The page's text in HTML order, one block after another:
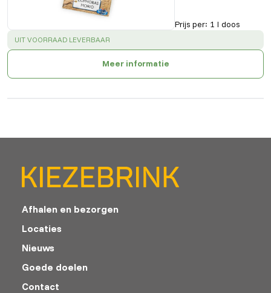
Prijs per: 1 l doos
SUCCESS:
UIT VOORRAAD LEVERBAAR
Meer informatie
Afhalen en bezorgen
Locaties
Nieuws
Goede doelen
Contact